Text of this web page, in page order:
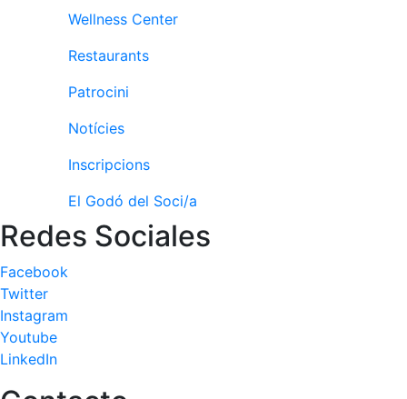
Patrocini
Patrocinadors
Avantatges
socials
Publicitat a la
Vols ser
Patrocinador
del Club?
Inscripcions
El
Godó
del
Soci/a
Wellness Center
Restaurants
Patrocini
Notícies
Inscripcions
El Godó del Soci/a
Redes Sociales
Facebook
Twitter
Instagram
Youtube
LinkedIn